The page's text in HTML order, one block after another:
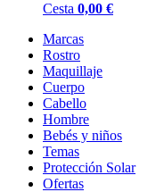
Cesta 0,00 €
Marcas
Rostro
Maquillaje
Cuerpo
Cabello
Hombre
Bebés y niños
Temas
Protección Solar
Ofertas